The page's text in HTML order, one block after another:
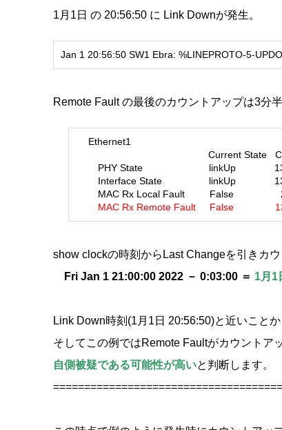
1月1日 の 20:56:50 に Link Downが発生。
Jan 1 20:56:50 SW1 Ebra: %LINEPROTO-5-
Remote Fault の最後のカウントアップは3分
Ethernet1
Current State
PHY State linkUp
Interface State
MAC Rx Local Fault False
MAC Rx Remote Fault
show clockの時刻からLast Changeを引きカ
Fri Jan 1 21:00:00 2022 － 0:03:00 ＝ 1月1
Link Down時刻(1月1日 20:56:50)と近いこと
そしてこの例ではRemote Faultがカウントア
自側被疑である可能性が高いと判断します。